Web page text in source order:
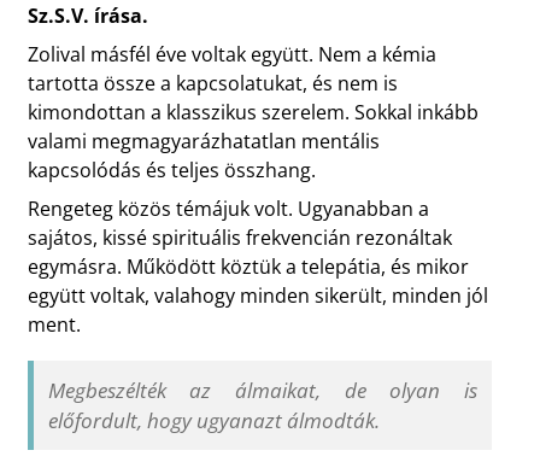
Sz.S.V. írása.
Zolival másfél éve voltak együtt. Nem a kémia
tartotta össze a kapcsolatukat, és nem is
kimondottan a klasszikus szerelem. Sokkal inkább
valami megmagyarázhatatlan mentális
kapcsolódás és teljes összhang.
Rengeteg közös témájuk volt. Ugyanabban a
sajátos, kissé spirituális frekvencián rezonáltak
egymásra. Működött köztük a telepátia, és mikor
együtt voltak, valahogy minden sikerült, minden jól
ment.
Megbeszélték az álmaikat, de olyan is
előfordult, hogy ugyanazt álmodták.